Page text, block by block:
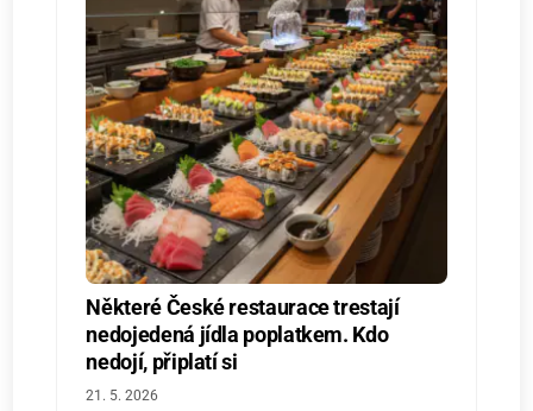
Některé České restaurace trestají
nedojedená jídla poplatkem. Kdo
nedojí, připlatí si
21. 5. 2026